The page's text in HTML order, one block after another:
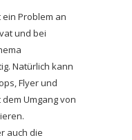
Problem an
und bei
Natürlich kann
Flyer und
Umgang von
auch die